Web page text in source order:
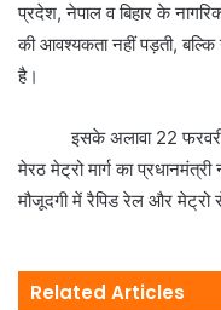
प्रदेश, नेपाल व बिहार के
की आवश्यकता नहीं पड़ती, बल्कि
है।
इसके अलावा 22 फरवरी
मेरठ मेट्रो मार्ग का
मौजूदगी में रैपिड रेल और मेट्रो
Related Articles